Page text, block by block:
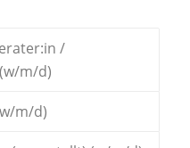
/
m/d)
m/d)